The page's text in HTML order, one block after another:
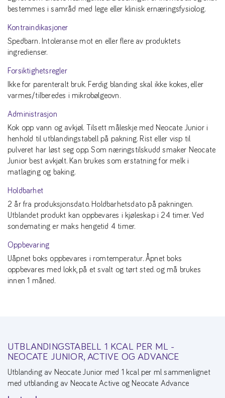
bestemmes i samråd med lege eller klinisk ernæringsfysiolog.
Kontraindikasjoner
Spedbarn. Intoleranse mot en eller flere av produktets
ingredienser.
Forsiktighetsregler
Ikke for parenteralt bruk. Ferdig blanding skal ikke kokes, eller
varmes/tilberedes i mikrobølgeovn.
Administrasjon
Kok opp vann og avkjøl. Tilsett måleskje med Neocate Junior i
henhold til utblandingstabell på pakning. Rist eller visp til
pulveret har løst seg opp. Som næringstilskudd smaker Neocate
Junior best avkjølt. Kan brukes som erstatning for melk i
matlaging og baking.
Holdbarhet
2 år fra produksjonsdato. Holdbarhetsdato på pakningen.
Utblandet produkt kan oppbevares i kjøleskap i 24 timer. Ved
sondemating er maks hengetid 4 timer.
Oppbevaring
Uåpnet boks oppbevares i romtemperatur. Åpnet boks
oppbevares med lokk, på et svalt og tørt sted. og må brukes
innen 1 måned.
UTBLANDINGSTABELL 1 KCAL PER ML -
NEOCATE JUNIOR, ACTIVE OG ADVANCE
Utblanding av Neocate Junior med 1 kcal per ml sammenlignet
med utblanding av Neocate Active og Neocate Advance